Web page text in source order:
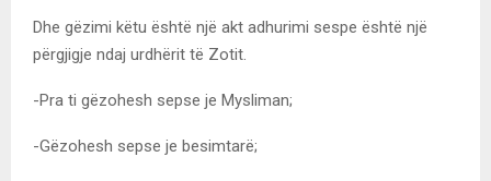
Dhe gëzimi këtu është një akt adhurimi sespe është një
përgjigje ndaj urdhërit të Zotit.
-Pra ti gëzohesh sepse je Mysliman;
-Gëzohesh sepse je besimtarë;